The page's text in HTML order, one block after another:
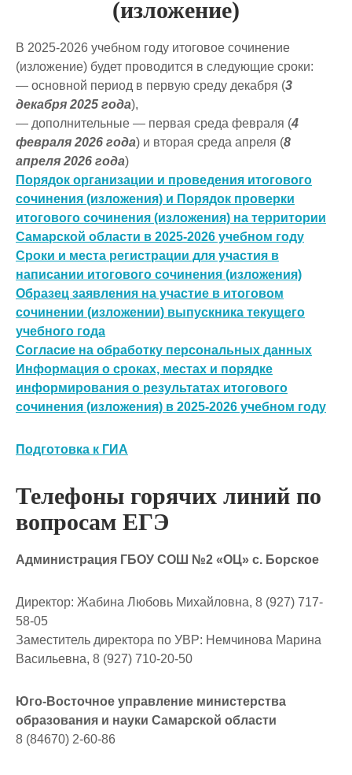
(изложение)
В 2025-2026 учебном году итоговое сочинение
(изложение) будет проводится в следующие сроки:
— основной период в первую среду декабря (3
декабря 2025 года),
— дополнительные — первая среда февраля (4
февраля 2026 года) и вторая среда апреля (8
апреля 2026 года)
Порядок организации и проведения итогового
сочинения (изложения) и Порядок проверки
итогового сочинения (изложения) на территории
Самарской области в 2025-2026 учебном году
Сроки и места регистрации для участия в
написании итогового сочинения (изложения)
Образец заявления на участие в итоговом
сочинении (изложении) выпускника текущего
учебного года
Согласие на обработку персональных данных
Информация о сроках, местах и порядке
информирования о результатах итогового
сочинения (изложения) в 2025-2026 учебном году
Подготовка к ГИА
Телефоны горячих линий по
вопросам ЕГЭ
Администрация ГБОУ СОШ №2 «ОЦ» с. Борское
Директор: Жабина Любовь Михайловна, 8 (927) 717-
58-05
Заместитель директора по УВР: Немчинова Марина
Васильевна, 8 (927) 710-20-50
Юго-Восточное управление министерства
образования и науки Самарской области
8 (84670) 2-60-86